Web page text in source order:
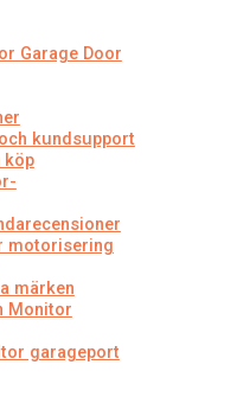
Garage Door
kundsupport
köp
motorisering
märken
Monitor
garageport